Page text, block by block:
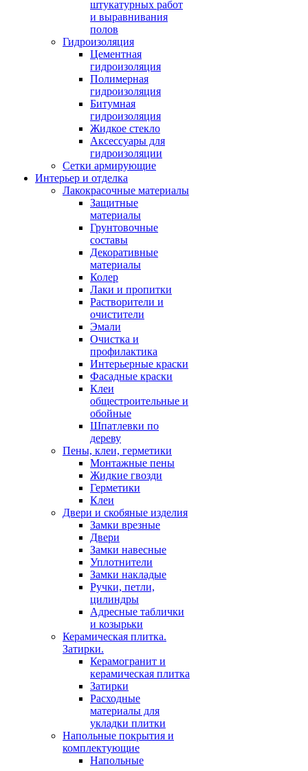
штукатурных работ
и выравнивания
полов
Гидроизоляция
Цементная
гидроизоляция
Полимерная
гидроизоляция
Битумная
гидроизоляция
Жидкое стекло
Аксессуары для
гидроизоляции
Сетки армирующие
Интерьер и отделка
Лакокрасочные материалы
Защитные
материалы
Грунтовочные
составы
Декоративные
материалы
Колер
Лаки и пропитки
Растворители и
очистители
Эмали
Очистка и
профилактика
Интерьерные краски
Фасадные краски
Клеи
общестроительные и
обойные
Шпатлевки по
дереву
Пены, клеи, герметики
Монтажные пены
Жидкие гвозди
Герметики
Клеи
Двери и скобяные изделия
Замки врезные
Двери
Замки навесные
Уплотнители
Замки накладые
Ручки, петли,
цилиндры
Адресные таблички
и козырьки
Керамическая плитка.
Затирки.
Керамогранит и
керамическая плитка
Затирки
Расходные
материалы для
укладки плитки
Напольные покрытия и
комплектующие
Напольные